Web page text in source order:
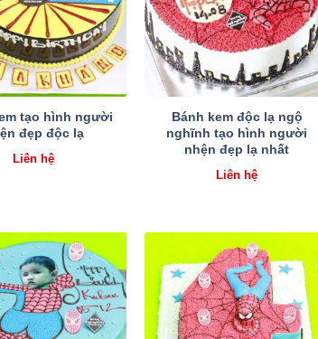
tạo hình người
đẹp độc lạ
Liên hệ
Bánh kem độc lạ ngộ
nghĩnh tạo hình người
nhện đẹp lạ nhất
Liên hệ